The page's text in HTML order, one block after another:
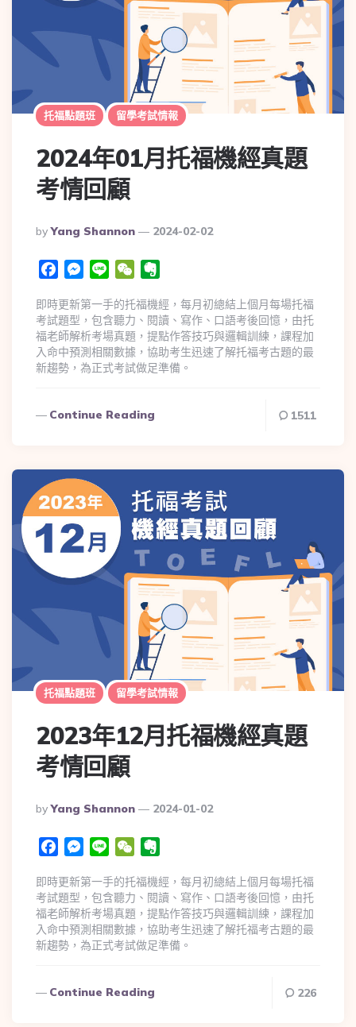
托福點題班 留學考試情報
2024年01月托福機經真題
考情回顧
By Yang Shannon 2024-02-02
FacebookMessenger
Line WeChat
即時更新第一手的托福機經，每月初總結上個月每場托福
考試題型，包含聽力、閱讀、寫作、口語考後回憶，由托
福老師解析考場真題，提點作答技巧與邏輯訓練，課程加
入命中預測相關數據，協助考生迅速了解托福考古題的最
新趨勢，為正式考試做足準備。
Continue Reading 1511
托福點題班 留學考試情報
2023年12月托福機經真題
考情回顧
By Yang Shannon 2024-01-02
FacebookMessenger
Line WeChat
即時更新第一手的托福機經，每月初總結上個月每場托福
考試題型，包含聽力、閱讀、寫作、口語考後回憶，由托
福老師解析考場真題，提點作答技巧與邏輯訓練，課程加
入命中預測相關數據，協助考生迅速了解托福考古題的最
新趨勢，為正式考試做足準備。
Continue Reading 226